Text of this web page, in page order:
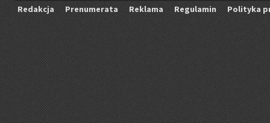
Re­dak­cja Pre­nu­me­ra­ta Re­kla­ma Re­gu­la­min Po­li­ty­ka